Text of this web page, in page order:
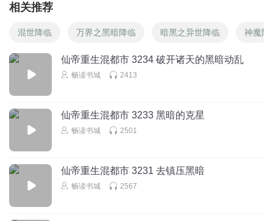
相关推荐
混世降临 万界之黑暗降临 暗黑之异世降临 神魔降
仙帝重生混都市 3234 破开诸天的黑暗动乱
畅读书城 2413
仙帝重生混都市 3233 黑暗的克星
畅读书城 2501
仙帝重生混都市 3231 去镇压黑暗
畅读书城 2567